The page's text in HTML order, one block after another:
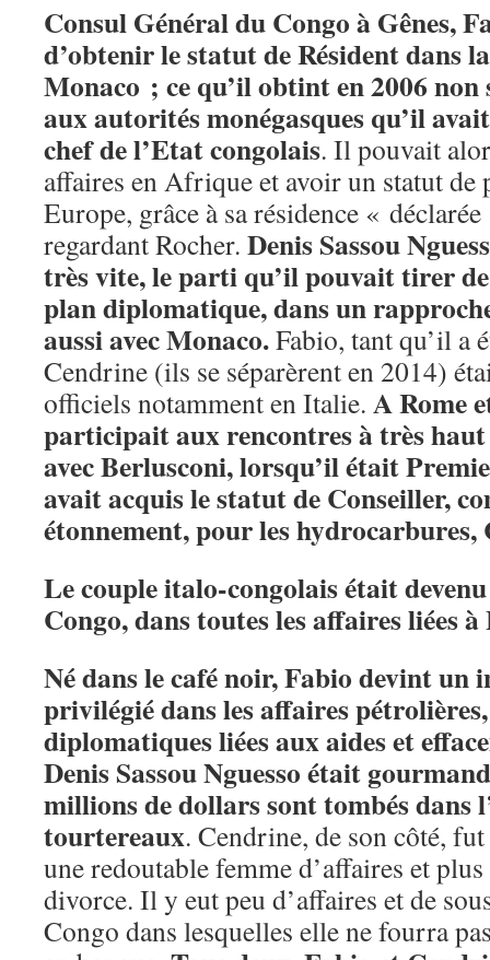
Consul Général du Congo à Gênes,
d’obtenir le statut de Résident dans
Monaco ; ce qu’il obtint en 2006 non
aux autorités monégasques qu’il
chef de l’Etat congolais. Il pouvait
affaires en Afrique et avoir un statut
Europe, grâce à sa résidence «
regardant Rocher. Denis Sassou
très vite, le parti qu’il pouvait tirer
plan diplomatique, dans un
aussi avec Monaco.Fabio, tant qu’il a
Cendrine (ils se séparèrent en 2014)
officiels notamment en Italie. A Rome
participait aux rencontres à très
avec Berlusconi, lorsqu’il était
avait acquis le statut de Conseiller,
étonnement, pour les hydrocarbures,
Le couple italo-congolais était
Congo, dans toutes les affaires liées
Né dans le café noir, Fabio devint un
privilégié dans les affaires
diplomatiques liées aux aides et
Denis Sassou Nguesso était
millions de dollars sont tombés dans
tourtereaux. Cendrine, de son côté,
une redoutable femme d’affaires et
divorce. Il y eut peu d’affaires et de
Congo dans lesquelles elle ne fourra